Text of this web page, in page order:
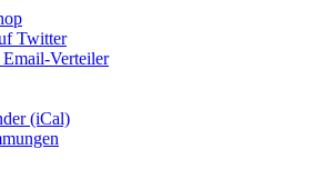
Twitter
Verteiler
(iCal)